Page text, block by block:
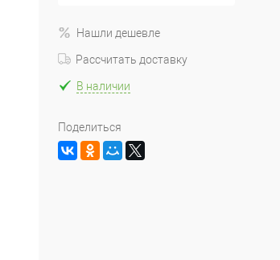
Нашли дешевле
Рассчитать доставку
В наличии
Поделиться